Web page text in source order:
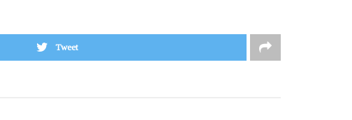
Tweet